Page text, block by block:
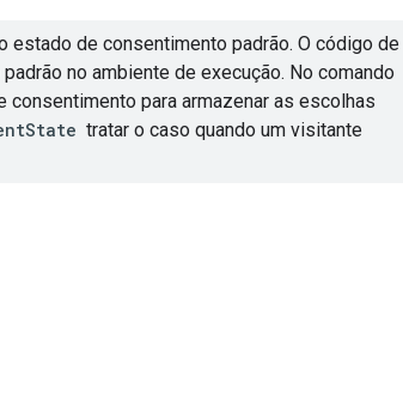
estado de consentimento padrão. O código de
no ambiente de execução. No comando
consentimento para armazenar as escolhas
tratar o caso quando um visitante